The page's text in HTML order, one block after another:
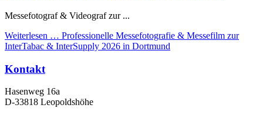
Messefotograf & Videograf zur ...
Weiterlesen … Professionelle Messefotografie & Messefilm zur
InterTabac & InterSupply 2026 in Dortmund
Kontakt
Hasenweg 16a
D-33818 Leopoldshöhe